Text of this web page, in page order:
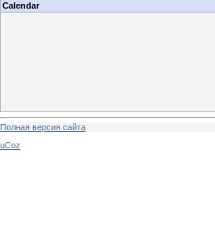
Calendar
Полная версия сайта
uCoz